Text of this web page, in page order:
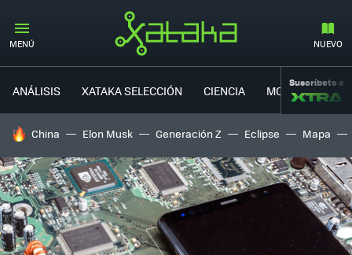
MENÚ NUEVO
ANÁLISIS XATAKA SELECCIÓN CIENCIA MOVILIDAD
Suscríbete a
HOY SE HABLA DE
China Elon Musk Generación Z Eclipse Mapa